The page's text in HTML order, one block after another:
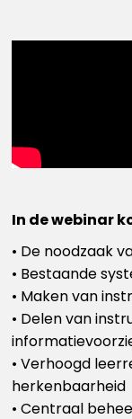
In de webinar
• De noodzaak
• Bestaande
• Maken van
• Delen van
• Verhoogd
herkenbaarheid
• Centraal